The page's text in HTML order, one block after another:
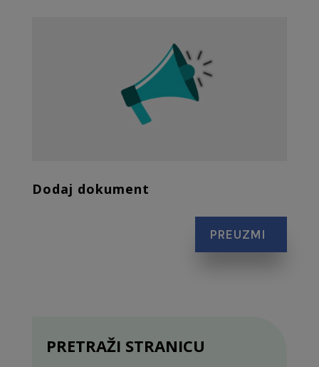
Dodaj dokument
PREUZMI
PRETRAŽI STRANICU